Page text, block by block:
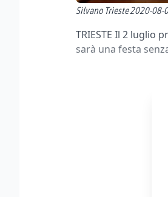
Silvano Trieste 2020-08-
TRIESTE Il 2 luglio
sarà una festa